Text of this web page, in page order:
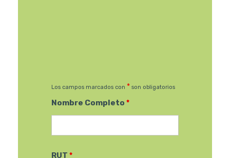
Los campos marcados con * son obligatorios
Nombre Completo *
RUT *